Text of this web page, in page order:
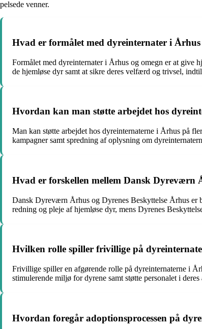
pelsede venner.
Hvad er formålet med dyreinternater i Århus
Formålet med dyreinternater i Århus og omegn er at give
de hjemløse dyr samt at sikre deres velfærd og trivsel,
Hvordan kan man støtte arbejdet hos
Man kan støtte arbejdet hos dyreinternaterne i Århus på
kampagner samt spredning af oplysning om
Hvad er forskellen mellem Dansk Dyreværn
Dansk Dyreværn Århus og Dyrenes Beskyttelse Århus er
redning og pleje af hjemløse dyr, mens Dyrenes
Hvilken rolle spiller frivillige på
Frivillige spiller en afgørende rolle på dyreinternaterne i
stimulerende miljø for dyrene samt støtte personalet i deres
Hvordan foregår adoptionsprocessen på